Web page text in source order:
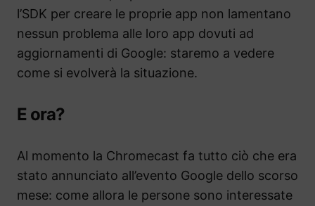
l’SDK per creare le proprie app non lamentano
nessun problema alle loro app dovuti ad
aggiornamenti di Google: staremo a vedere
come si evolverà la situazione.
E ora?
Al momento la Chromecast fa tutto ciò che era
stato annunciato all’evento Google dello scorso
mese: come allora le persone sono interessate